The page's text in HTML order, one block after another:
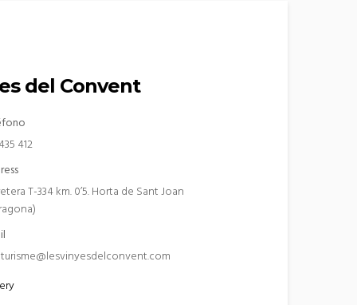
del Convent
412
T-334 km. 0’5. Horta de Sant Joan